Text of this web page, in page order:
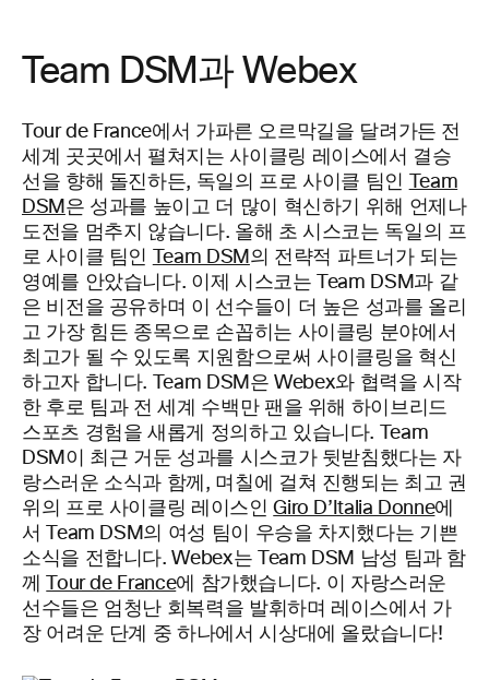
Team DSM과 Webex
Tour de France에서 가파른 오르막길을 달려가든 전
세계 곳곳에서 펼쳐지는 사이클링 레이스에서 결승
선을 향해 돌진하든, 독일의 프로 사이클 팀인
Team
DSM 은 성과를 높이고 더 많이 혁신하기 위해 언제나
도전을 멈추지 않습니다. 올해 초 시스코는 독일의 프
로 사이클 팀인
Team DSM 의 전략적 파트너가 되는
영예를 안았습니다. 이제 시스코는 Team DSM과 같
은 비전을 공유하며 이 선수들이 더 높은 성과를 올리
고 가장 힘든 종목으로 손꼽히는 사이클링 분야에서
최고가 될 수 있도록 지원함으로써 사이클링을 혁신
하고자 합니다.​ Team DSM은 Webex와 협력을 시작
한 후로 팀과 전 세계 수백만 팬을 위해 하이브리드
스포츠 경험을 새롭게 정의하고 있습니다. Team
DSM이 최근 거둔 성과를 시스코가 뒷받침했다는 자
랑스러운 소식과 함께, 며칠에 걸쳐 진행되는 최고 권
위의 프로 사이클링 레이스인Giro D’Italia Donne에
서 Team DSM의 여성 팀이 우승을 차지했다는 기쁜
소식을 전합니다. Webex는 Team DSM 남성 팀과 함
께
Tour de France에 참가했습니다. 이 자랑스러운
선수들은 엄청난 회복력을 발휘하며 레이스에서 가
장 어려운 단계 중 하나에서 시상대에 올랐습니다!